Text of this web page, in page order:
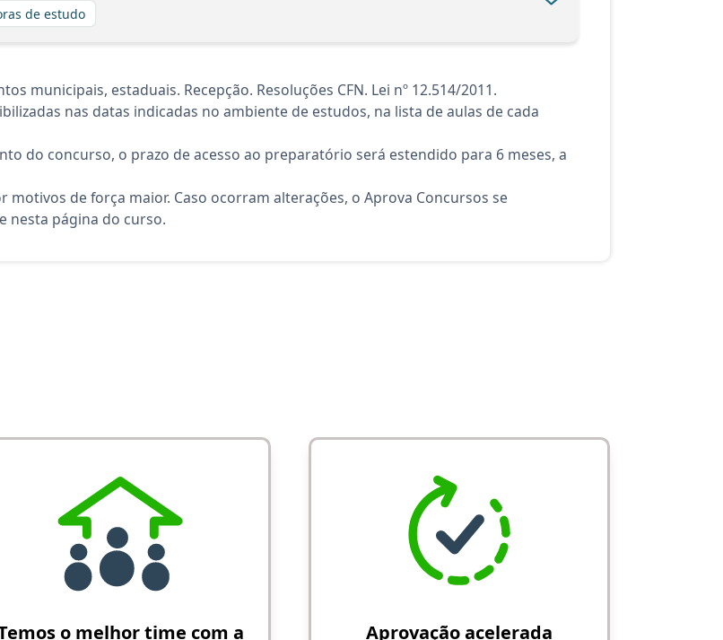
de estudo
municipais, estaduais. Recepção. Resoluções CFN. Lei nº 12.514/2011.
nas datas indicadas no ambiente de estudos, na lista de aulas de cada
do concurso, o prazo de acesso ao preparatório será estendido para 6 meses, a
de força maior. Caso ocorram alterações, o Aprova Concursos se
nesta página do curso.
o melhor time com a
Aprovação acelerada